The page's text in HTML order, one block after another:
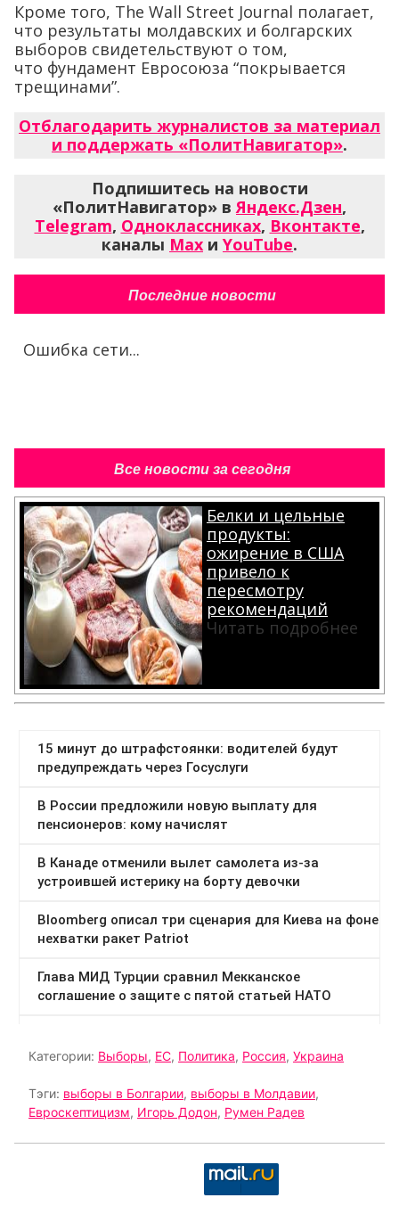
Кроме того, The Wall Street Journal полагает,
что результаты молдавских и болгарских
выборов свидетельствуют о том,
что фундамент Евросоюза “покрывается
трещинами”.
Отблагодарить журналистов за материал
и поддержать «ПолитНавигатор».
Подпишитесь на новости
«ПолитНавигатор» вЯндекс.Дзен,
Telegram, Одноклассниках, Вконтакте,
каналы Max и YouTube.
Последние новости
Ошибка сети...
Все новости за сегодня
Белки и цельные
продукты:
ожирение в США
привело к
пересмотру
рекомендаций
Читать подробнее
Категории: Выборы, ЕС, Политика, Россия, Украина
Тэги: выборы в Болгарии, выборы в Молдавии,
Евроскептицизм, Игорь Додон, Румен Радев